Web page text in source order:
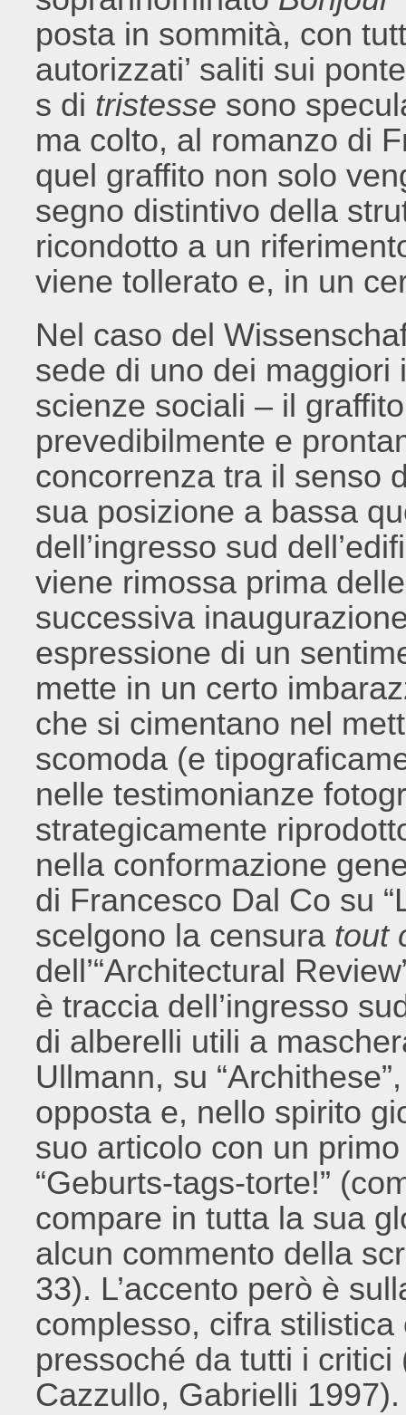
posta in sommità, con
autorizzati’ saliti sui
s di tristesse sono
ma colto, al romanzo di
quel graffito non solo
segno distintivo della
ricondotto a un
viene tollerato e, in un
Nel caso del
sede di uno dei
scienze sociali – il
prevedibilmente e
concorrenza tra il senso
sua posizione a bassa
dell’ingresso sud
viene rimossa prima
successiva
espressione di un
mette in un certo
che si cimentano nel
scomoda (e
nelle testimonianze
strategicamente
nella conformazione
di Francesco Dal Co su
scelgono la censura tout
dell’“Architectural
è traccia dell’ingresso
di alberelli utili a
Ullmann, su
opposta e, nello spirito
suo articolo con un
“Geburts-tags-torte!”
compare in tutta la sua
alcun commento della
33). L’accento però è
complesso, cifra stilistica
pressoché da tutti i critici
Cazzullo, Gabrielli 1997).